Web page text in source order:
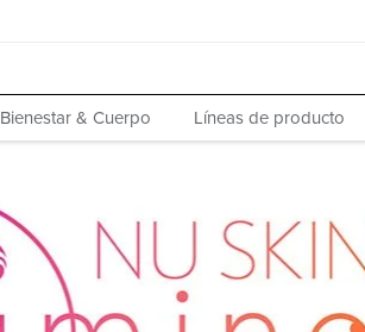
Bienestar & Cuerpo Líneas de producto